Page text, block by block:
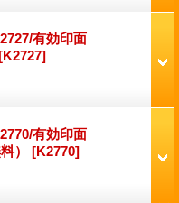
有効印面
有効印面
） [K2770]